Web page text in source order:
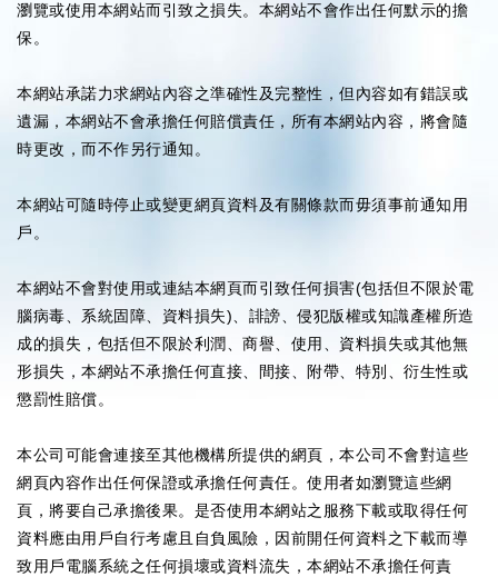
瀏覽或使用本網站而引致之損失。本網站不會作出任何默示的擔
保。
本網站承諾力求網站內容之準確性及完整性，但內容如有錯誤或
遺漏，本網站不會承擔任何賠償責任，所有本網站內容，將會隨
時更改，而不作另行通知。
本網站可隨時停止或變更網頁資料及有關條款而毋須事前通知用
戶。
本網站不會對使用或連結本網頁而引致任何損害(包括但不限於電
腦病毒、系統固障、資料損失)、誹謗、侵犯版權或知識產權所造
成的損失，包括但不限於利潤、商譽、使用、資料損失或其他無
形損失，本網站不承擔任何直接、間接、附帶、特別、衍生性或
懲罰性賠償。
本公司可能會連接至其他機構所提供的網頁，本公司不會對這些
網頁內容作出任何保證或承擔任何責任。使用者如瀏覽這些網
頁，將要自己承擔後果。是否使用本網站之服務下載或取得任何
資料應由用戶自行考慮且自負風險，因前開任何資料之下載而導
致用戶電腦系統之任何損壞或資料流失，本網站不承擔任何責